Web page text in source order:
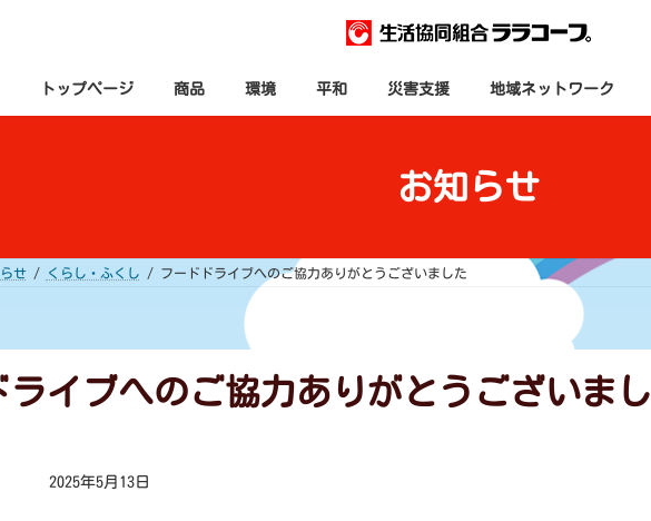
トップページ 商品 環境 平和 災害支援 地域ネットワーク
お知らせ
せ くらし・ふくし フードドライブへのご協力ありがとうございました
ライブへのご協力ありがとうございまし
最
2025年5月13日